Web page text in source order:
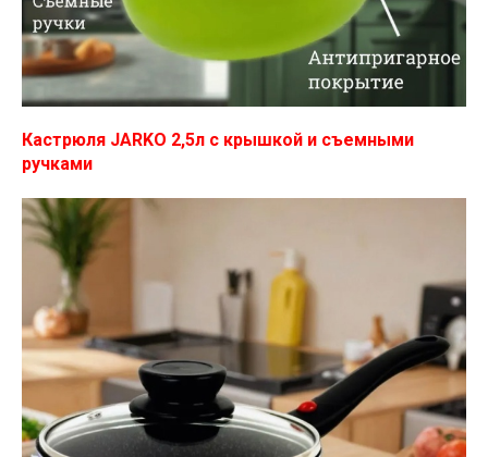
Кастрюля JARKO 2,5л с крышкой и съемными
ручками